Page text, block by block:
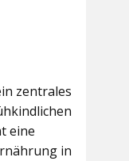
zentrales
eine
in